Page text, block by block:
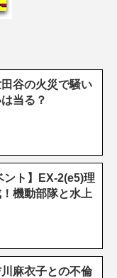
谷の火災で騒い
当る？
ント】EX-2(e5)理
機動部隊と水上
麻衣子との不倫